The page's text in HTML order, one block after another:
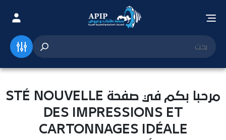
مرحبا بكم في صفحة STÉ NOUVELLE
DES IMPRESSIONS ET
CARTONNAGES IDÉALE